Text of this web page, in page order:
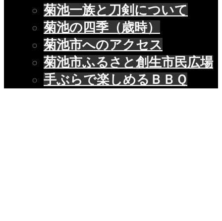
菊池一族と刀剣について
菊池の四季（歳時）
菊池市へのアクセス
菊池市ふるさと創生市民広場
手ぶらで楽しめるＢＢＱ